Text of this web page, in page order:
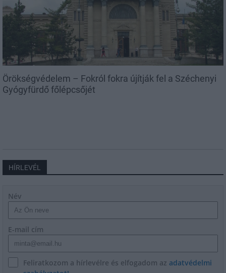
Örökségvédelem – Fokról fokra újítják fel a Széchenyi
Gyógyfürdő főlépcsőjét
HÍRLEVÉL
Név
E-mail cím
Feliratkozom a hírlevélre és elfogadom az adatvédelmi